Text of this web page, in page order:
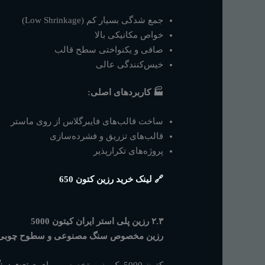
جمع شدگی بسیار کم (Low Shrinkage)
خواص مکانیکی بالا
صافی و یکنواختی سطح قالب
خیس‌کنندگی عالی
🏭 کاربردهای اصلی:
ساخت قالب‌های فایبرگلاس از روی ماستر
قالب‌های تزریق و فشرده‌سازی
پروژه‌های تکرارپذیر
🔗 لینک خرید رزین کتون 650
۲.۳ رزین پلی استر ایران کیتون 5000
رزین مخصوص سنگ مصنوعی و سطوح